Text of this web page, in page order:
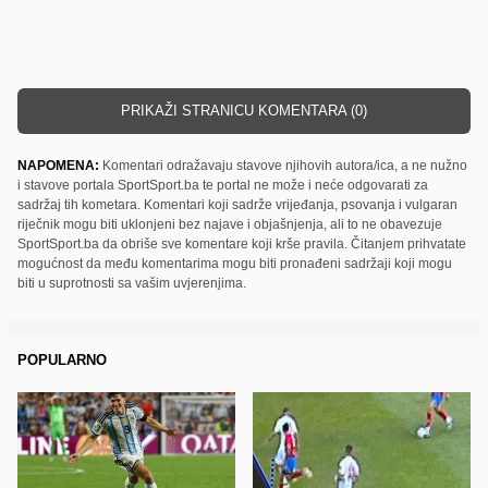
PRIKAŽI STRANICU KOMENTARA (0)
NAPOMENA: Komentari odražavaju stavove njihovih autora/ica, a ne nužno
i stavove portala SportSport.ba te portal ne može i neće odgovarati za
sadržaj tih kometara. Komentari koji sadrže vrijeđanja, psovanja i vulgaran
riječnik mogu biti uklonjeni bez najave i objašnjenja, ali to ne obavezuje
SportSport.ba da obriše sve komentare koji krše pravila. Čitanjem prihvatate
mogućnost da među komentarima mogu biti pronađeni sadržaji koji mogu
biti u suprotnosti sa vašim uvjerenjima.
POPULARNO